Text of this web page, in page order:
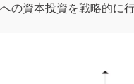
への資本投資を戦略的に